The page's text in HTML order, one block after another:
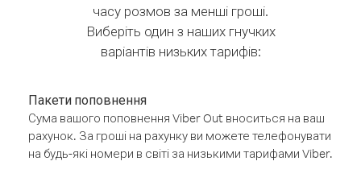
часу розмов за менші гроші.
Виберіть один з наших гнучких
варіантів низьких тарифів:
Пакети поповнення
Сума вашого поповнення Viber Out вноситься на ваш
рахунок. За гроші на рахунку ви можете телефонувати
на будь-які номери в світі за низькими тарифами Viber.